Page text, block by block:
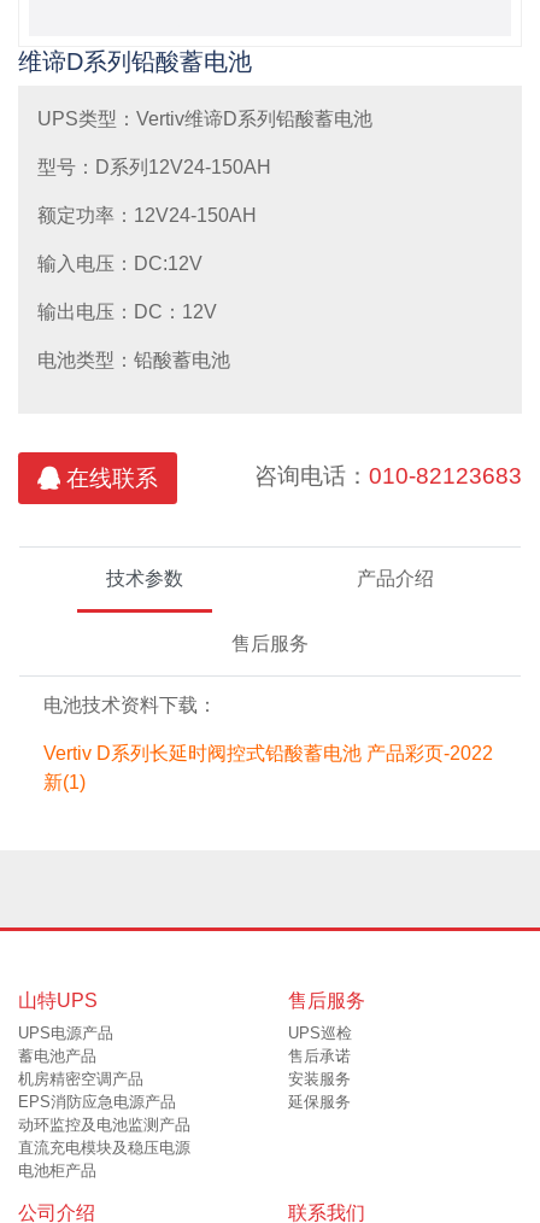
华为UPS电源 冠军UPS电源
汤浅（YUASA)蓄电池 理士蓄电池
科士达蓄电池 维谛（Vertiv)艾默生蓄电池
直流充电模块及稳压电源
维谛/艾默生充电模块
维谛D系列铅酸蓄电池
UPS类型：Vertiv维谛D系列铅酸蓄电池
型号：D系列12V24-150AH
额定功率：12V24-150AH
输入电压：DC:12V
输出电压：DC：12V
电池类型：铅酸蓄电池
在线联系 咨询电话： 010-82123683
技术参数 产品介绍
售后服务
电池技术资料下载：
Vertiv D系列长延时阀控式铅酸蓄电池 产品彩页-2022
新(1)
山特UPS
UPS电源产品
蓄电池产品
机房精密空调产品
EPS消防应急电源产品
动环监控及电池监测产品
直流充电模块及稳压电源
电池柜产品
售后服务
UPS巡检
售后承诺
安装服务
延保服务
公司介绍 联系我们